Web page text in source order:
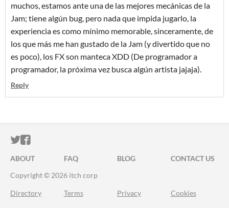
muchos, estamos ante una de las mejores mecánicas de la
Jam; tiene algún bug, pero nada que impida jugarlo, la
experiencia es como mínimo memorable, sinceramente, de
los que más me han gustado de la Jam (y divertido que no
es poco), los FX son manteca XDD (De programador a
programador, la próxima vez busca algún artista jajaja).
Reply
ITCH.IO ON TWITTER
ITCH.IO ON FACEBOOK
ABOUT FAQ BLOG
CONTACT US
Copyright © 2026 itch corp
Directory Terms Privacy Cookies